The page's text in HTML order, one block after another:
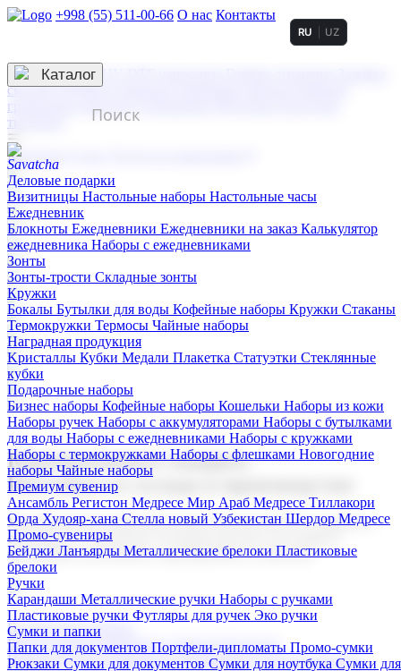
+998 (55) 511-00-66 О нас Контакты
3D гравировка
смолой (Doming)
гравировка твердая
тиснение
RU UZ
☰
Контакты
Каталог
Деловые подарки
Визитницы Настольные наборы Настольные часы
Ежедневник
Блокноты Ежедневники Ежедневники на заказ Калькулятор
ежедневника Наборы с ежедневниками
Зонты
Зонты-трости Складные зонты
Кружки
Бокалы Бутылки для воды Кофейные наборы Кружки Стаканы
Термокружки Термосы Чайные наборы
Наградная продукция
Kристаллы Кубки Медали Плакетка Статуэтки Стеклянные
кубки
Подарочные наборы
Бизнес наборы Кофейные наборы Кошельки Наборы из кожи
Наборы ручек Наборы с аккумуляторами Наборы с бутылками
для воды Наборы с ежедневниками Наборы с кружками
Наборы с термокружками Наборы с флешками Новогодние
наборы Чайные наборы
Премиум сувенир
Ансамбль Регистон Медресе Мир Араб Медресе Тиллакори
Орда Худояр-хана Стелла новый Узбекистан Шердор Медресе
Промо-сувениры
Бейджи Ланъярды Металлические брелоки Пластиковые
брелоки
Ручки
Карандаши Металлические ручки Наборы с ручками
Пластиковые ручки Футляры для ручек Эко ручки
Сумки и папки
Папки для документов Портфели-дипломаты Промо-сумки
Рюкзаки Сумки для документов Сумки для ноутбука Сумки для
Корпоративные подарки
Поставка со склада и производство
Мы предлагаем широкий выбор корпоративных подарков и
сувениров с логотипом. В нашем каталоге вы найдете
продукцию для бизнеса, мероприятия и клиентов.
Подарочные наборы
Бизнес наборыКофейные наборы Кошельки
Наборы из кожиНаборы ручекНаборы с аккумуляторами